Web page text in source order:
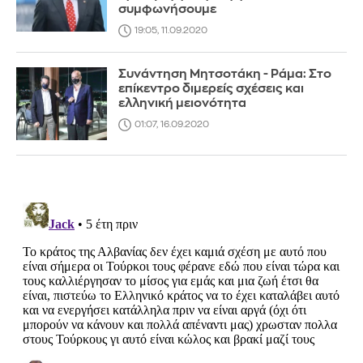
συμφωνήσουμε
19:05, 11.09.2020
Συνάντηση Μητσοτάκη - Ράμα: Στο
επίκεντρο διμερείς σχέσεις και
ελληνική μειονότητα
01:07, 16.09.2020